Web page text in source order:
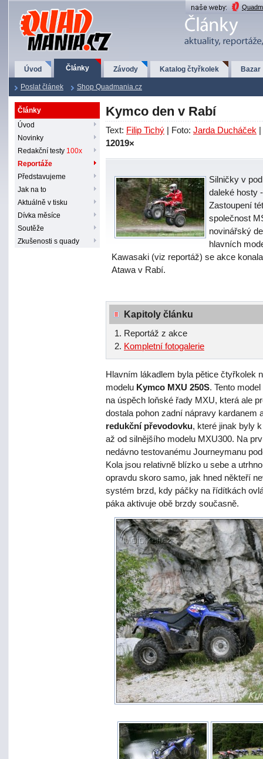
QuadMania.cz
Úvod Články Závody Katalog čtyřkolek Bazar
Poslat článek Shop Quadmania.cz
Články
Úvod
Novinky
Redakční testy 100x
Reportáže
Představujeme
Jak na to
Aktuálně v tisku
Dívka měsíce
Soutěže
Zkušenosti s quady
Kymco den v Rabí
Text: Filip Tichý | Foto: Jarda Ducháček
12019×
Silničky v
daleké hosty
Zastoupení
společnost
novinářský
hlavních
Kawasaki (viz reportáž) se akce
Atawa v Rabí.
Kapitoly článku
Reportáž z akce
Kompletní fotogalerie
Hlavním lákadlem byla pětice čtyřkolek
modelu Kymco MXU 250S. Tento
na úspěch loňské řady MXU, která ale
dostala pohon zadní nápravy kardanem
redukční převodovku, které jinak byly
až od silnějšího modelu MXU300. Na
nedávno testovanému Journeymanu
Kola jsou relativně blízko u sebe a
opravdu skoro samo, jak hned někteří
systém brzd, kdy páčky na řídítkách
páka aktivuje obě brzdy současně.